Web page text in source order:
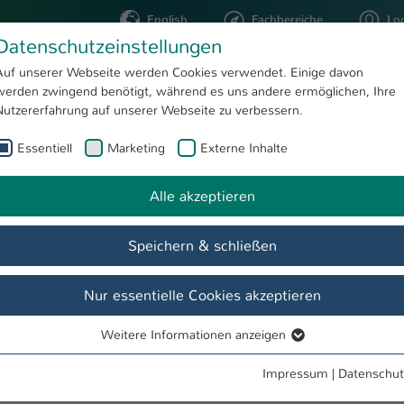
English Fachbereiche
STUDIUM FORSCHUNG
Detailanzeige Termine & Events
unserer Webseite werden Cookies verwendet. Einige davon
zwingend benötigt, während es uns andere ermöglichen, Ihre
auf unserer Webseite zu verbessern.
Essentiell Marketing Externe Inhalte
Alle akzeptieren
Speichern & schließen
Nur essentielle Cookies akzeptieren
Essentielle Cookies werden für grundlegende Funktionen der
Weitere Informationen anzeigen
Impressum |